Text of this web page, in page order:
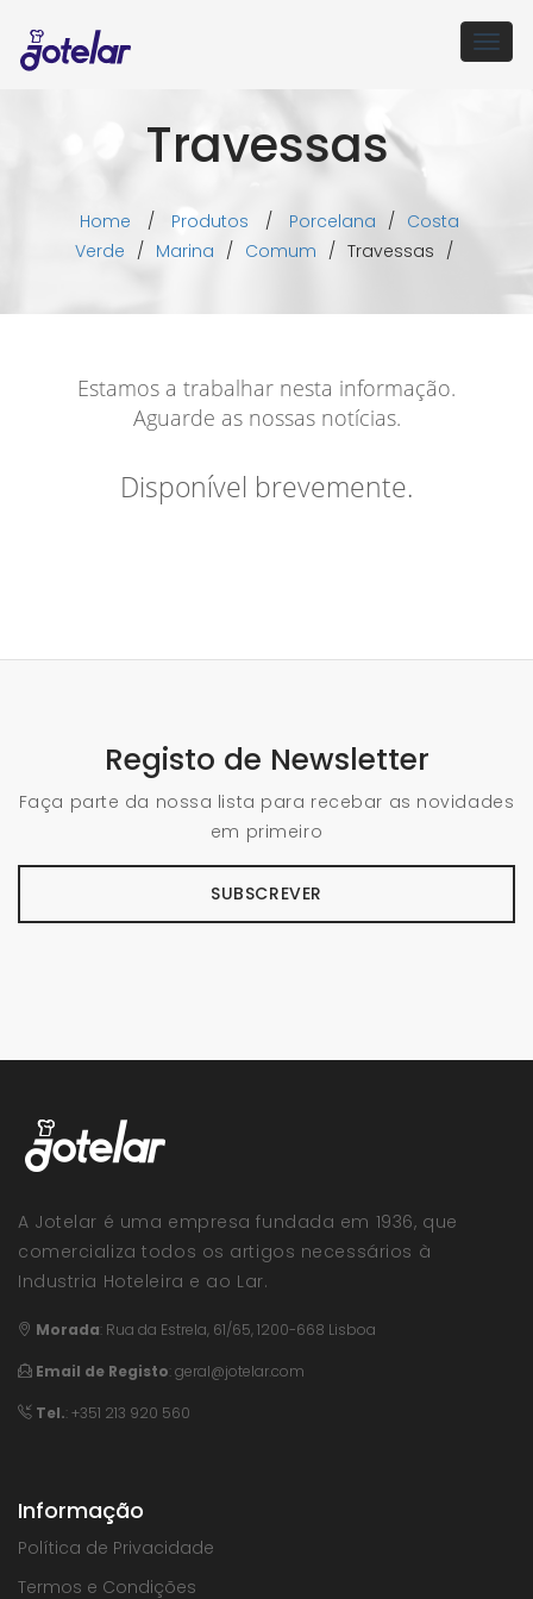
Travessas
Home / Produtos / Porcelana / Costa
Verde / Marina / Comum / Travessas /
Estamos a trabalhar nesta informação.
Aguarde as nossas notícias.
Disponível brevemente.
Registo de Newsletter
Faça parte da nossa lista para recebar as novidades
em primeiro
SUBSCREVER
A Jotelar é uma empresa fundada em 1936, que
comercializa todos os artigos necessários à
Industria Hoteleira e ao Lar.
Morada: Rua da Estrela, 61/65, 1200-668 Lisboa
Email de Registo:geral@jotelar.com
Tel.: +351 213 920 560
Informação
Política de Privacidade
Termos e Condições